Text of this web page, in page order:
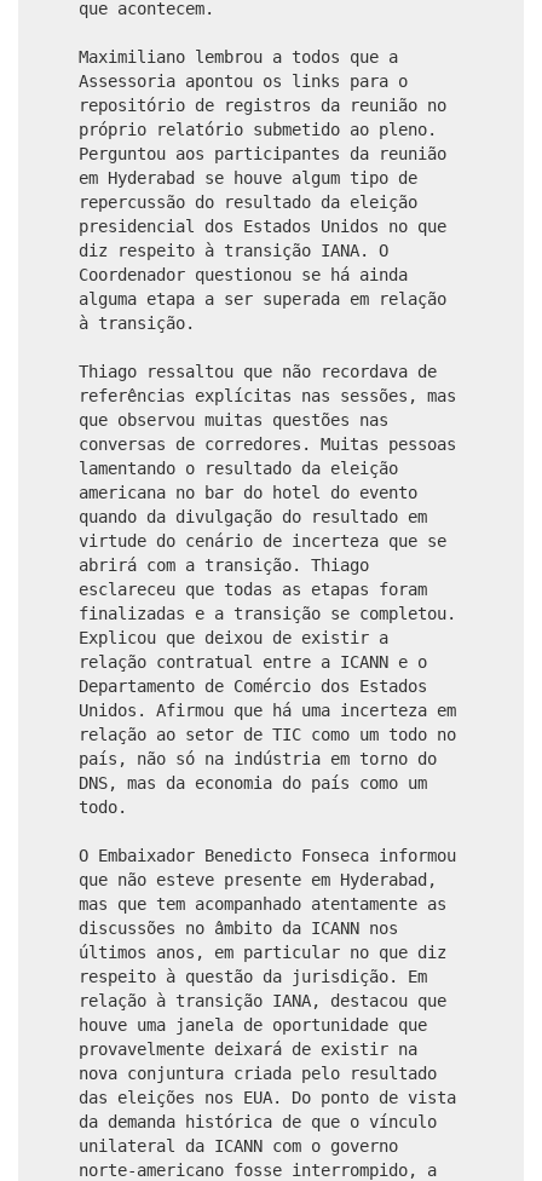
que acontecem.
Maximiliano lembrou a todos que a
Assessoria apontou os links para o
repositório de registros da reunião no
próprio relatório submetido ao pleno.
Perguntou aos participantes da reunião
em Hyderabad se houve algum tipo de
repercussão do resultado da eleição
presidencial dos Estados Unidos no que
diz respeito à transição IANA. O
Coordenador questionou se há ainda
alguma etapa a ser superada em relação
à transição.
Thiago ressaltou que não recordava de
referências explícitas nas sessões, mas
que observou muitas questões nas
conversas de corredores. Muitas pessoas
lamentando o resultado da eleição
americana no bar do hotel do evento
quando da divulgação do resultado em
virtude do cenário de incerteza que se
abrirá com a transição. Thiago
esclareceu que todas as etapas foram
finalizadas e a transição se completou.
Explicou que deixou de existir a
relação contratual entre a ICANN e o
Departamento de Comércio dos Estados
Unidos. Afirmou que há uma incerteza em
relação ao setor de TIC como um todo no
país, não só na indústria em torno do
DNS, mas da economia do país como um
todo.
O Embaixador Benedicto Fonseca informou
que não esteve presente em Hyderabad,
mas que tem acompanhado atentamente as
discussões no âmbito da ICANN nos
últimos anos, em particular no que diz
respeito à questão da jurisdição. Em
relação à transição IANA, destacou que
houve uma janela de oportunidade que
provavelmente deixará de existir na
nova conjuntura criada pelo resultado
das eleições nos EUA. Do ponto de vista
da demanda histórica de que o vínculo
unilateral da ICANN com o governo
norte-americano fosse interrompido, a